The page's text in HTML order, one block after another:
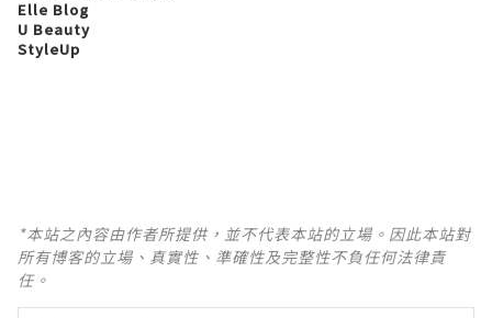
Elle Blog
U Beauty
StyleUp
*本站之內容由作者所提供，並不代表本站的立場。因此本站對
所有博客的立場、真實性、準確性及完整性不負任何法律責
任。